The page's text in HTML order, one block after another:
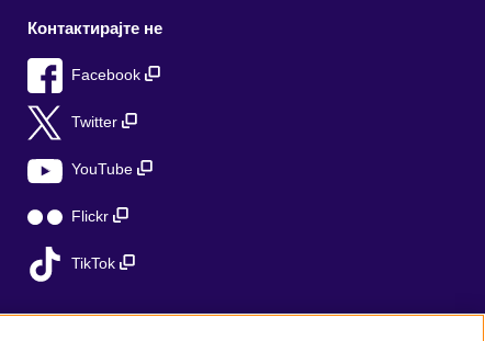
Контактирајте не
Facebook
Twitter
YouTube
Flickr
TikTok